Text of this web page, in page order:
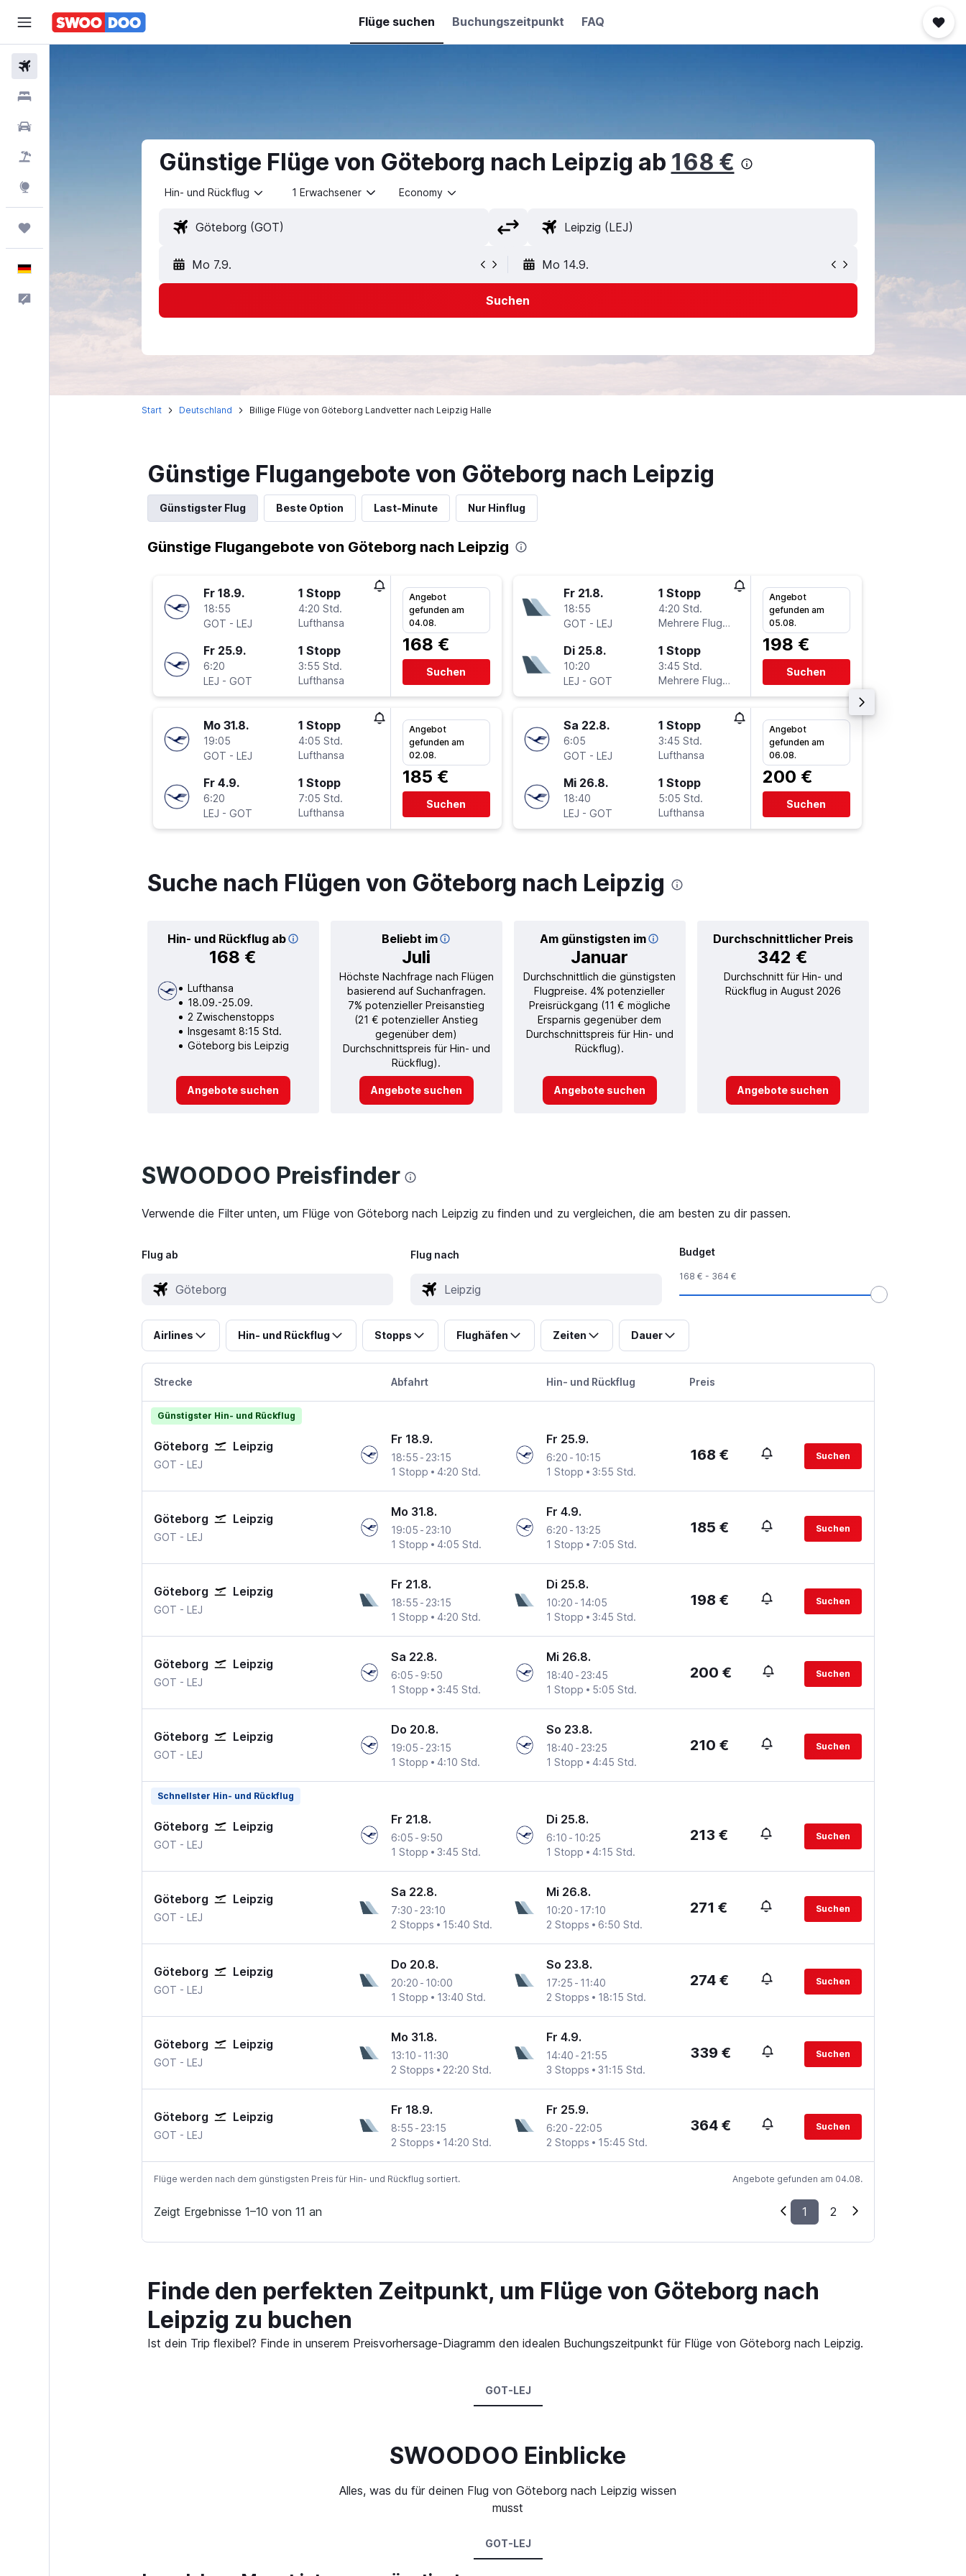
Flüge suchen Buchungszeitpunkt FAQ
Günstige Flüge von Göteborg nach Leipzig ab 168 €
Hin- und Rückflug 1 Erwachsener Economy
Mo 7.9. Mo 14.9.
Suchen
Start Deutschland Billige Flüge von Göteborg Landvetter nach Leipzig Halle
Günstige Flugangebote von Göteborg nach Leipzig
Günstigster Flug Beste Option Last-Minute Nur Hinflug
Günstige Flugangebote von Göteborg nach Leipzig
Fr 18.9.
18:55
GOT - LEJ
1 Stopp
4:20 Std.
Lufthansa
Fr 25.9.
6:20
LEJ - GOT
1 Stopp
3:55 Std.
Lufthansa
Angebot
gefunden am
04.08.
168 €
Suchen
Mo 31.8.
19:05
GOT - LEJ
1 Stopp
4:05 Std.
Lufthansa
Fr 4.9.
6:20
LEJ - GOT
1 Stopp
7:05 Std.
Lufthansa
Angebot
gefunden am
02.08.
185 €
Suchen
Fr 21.8.
18:55
GOT - LEJ
1 Stopp
4:20 Std.
Mehrere Fluglinien
Di 25.8.
10:20
LEJ - GOT
1 Stopp
3:45 Std.
Mehrere Fluglinien
Angebot
gefunden am
05.08.
198 €
Suchen
Sa 22.8.
6:05
GOT - LEJ
1 Stopp
3:45 Std.
Lufthansa
Mi 26.8.
18:40
LEJ - GOT
1 Stopp
5:05 Std.
Lufthansa
Angebot
gefunden am
06.08.
200 €
Suchen
Suche nach Flügen von Göteborg nach Leipzig
Hin- und Rückflug ab
168 €
Beliebt im
Juli
Am günstigsten im
Januar
Durchschnittlicher Preis
342 €
Lufthansa
18.09.-25.09.
2 Zwischenstopps
Insgesamt 8:15 Std.
Göteborg bis Leipzig
Angebote suchen
Höchste Nachfrage nach Flügen
basierend auf Suchanfragen.
7% potenzieller Preisanstieg
(21 € potenzieller Anstieg
gegenüber dem)
Durchschnittspreis für Hin- und
Rückflug).
Angebote suchen
Durchschnittlich die günstigsten
Flugpreise. 4% potenzieller
Preisrückgang (11 € mögliche
Ersparnis gegenüber dem
Durchschnittspreis für Hin- und
Rückflug).
Angebote suchen
Durchschnitt für Hin- und
Rückflug in August 2026
Angebote suchen
SWOODOO Preisfinder
Verwende die Filter unten, um Flüge von Göteborg nach Leipzig zu finden und zu vergleichen, die am besten zu dir passen.
Flug ab Flug nach Budget
168 € - 364 €
Airlines Hin- und Rückflug Stopps Flughäfen Zeiten Dauer
Strecke Abfahrt Hin- und Rückflug Preis
Günstigster Hin- und Rückflug
Göteborg Leipzig
GOT Göteborg Landvetter
- LEJ
Fr 18.9.
18:55 - 23:15
1 Stopp
4:20 Std.
Fr 25.9.
6:20 - 10:15
1 Stopp
3:55 Std.
168 € Suchen
Göteborg Leipzig
GOT Göteborg Landvetter
- LEJ
Mo 31.8.
19:05 - 23:10
1 Stopp
4:05 Std.
Fr 4.9.
6:20 - 13:25
1 Stopp
7:05 Std.
185 € Suchen
Göteborg Leipzig
GOT Göteborg Landvetter
- LEJ
Fr 21.8.
18:55 - 23:15
1 Stopp
4:20 Std.
Di 25.8.
10:20 - 14:05
1 Stopp
3:45 Std.
198 € Suchen
Göteborg Leipzig
GOT Göteborg Landvetter
- LEJ
Sa 22.8.
6:05 - 9:50
1 Stopp
3:45 Std.
Mi 26.8.
18:40 - 23:45
1 Stopp
5:05 Std.
200 € Suchen
Göteborg Leipzig
GOT Göteborg Landvetter
- LEJ
Do 20.8.
19:05 - 23:15
1 Stopp
4:10 Std.
So 23.8.
18:40 - 23:25
1 Stopp
4:45 Std.
210 € Suchen
Schnellster Hin- und Rückflug
Göteborg Leipzig
GOT Göteborg Landvetter
- LEJ
Fr 21.8.
6:05 - 9:50
1 Stopp
3:45 Std.
Di 25.8.
6:10 - 10:25
1 Stopp
4:15 Std.
213 € Suchen
Göteborg Leipzig
GOT Göteborg Landvetter
- LEJ
Sa 22.8.
7:30 - 23:10
2 Stopps
15:40 Std.
Mi 26.8.
10:20 - 17:10
2 Stopps
6:50 Std.
271 € Suchen
Göteborg Leipzig
GOT Göteborg Landvetter
- LEJ
Do 20.8.
20:20 - 10:00
1 Stopp
13:40 Std.
So 23.8.
17:25 - 11:40
2 Stopps
18:15 Std.
274 € Suchen
Göteborg Leipzig
GOT Göteborg Landvetter
- LEJ
Mo 31.8.
13:10 - 11:30
2 Stopps
22:20 Std.
Fr 4.9.
14:40 - 21:55
3 Stopps
31:15 Std.
339 € Suchen
Göteborg Leipzig
GOT Göteborg Landvetter
- LEJ
Fr 18.9.
8:55 - 23:15
2 Stopps
14:20 Std.
Fr 25.9.
6:20 - 22:05
2 Stopps
15:45 Std.
364 € Suchen
Flüge werden nach dem günstigsten Preis für Hin- und Rückflug sortiert. Angebote gefunden am 04.08.
Zeigt Ergebnisse 1–10 von 11 an 1 2
Finde den perfekten Zeitpunkt, um Flüge von Göteborg nach
Leipzig zu buchen
Ist dein Trip flexibel? Finde in unserem Preisvorhersage-Diagramm den idealen Buchungszeitpunkt für Flüge von Göteborg nach Leipzig.
GOT-LEJ
SWOODOO Einblicke
Alles, was du für deinen Flug von Göteborg nach Leipzig wissen
musst
GOT-LEJ